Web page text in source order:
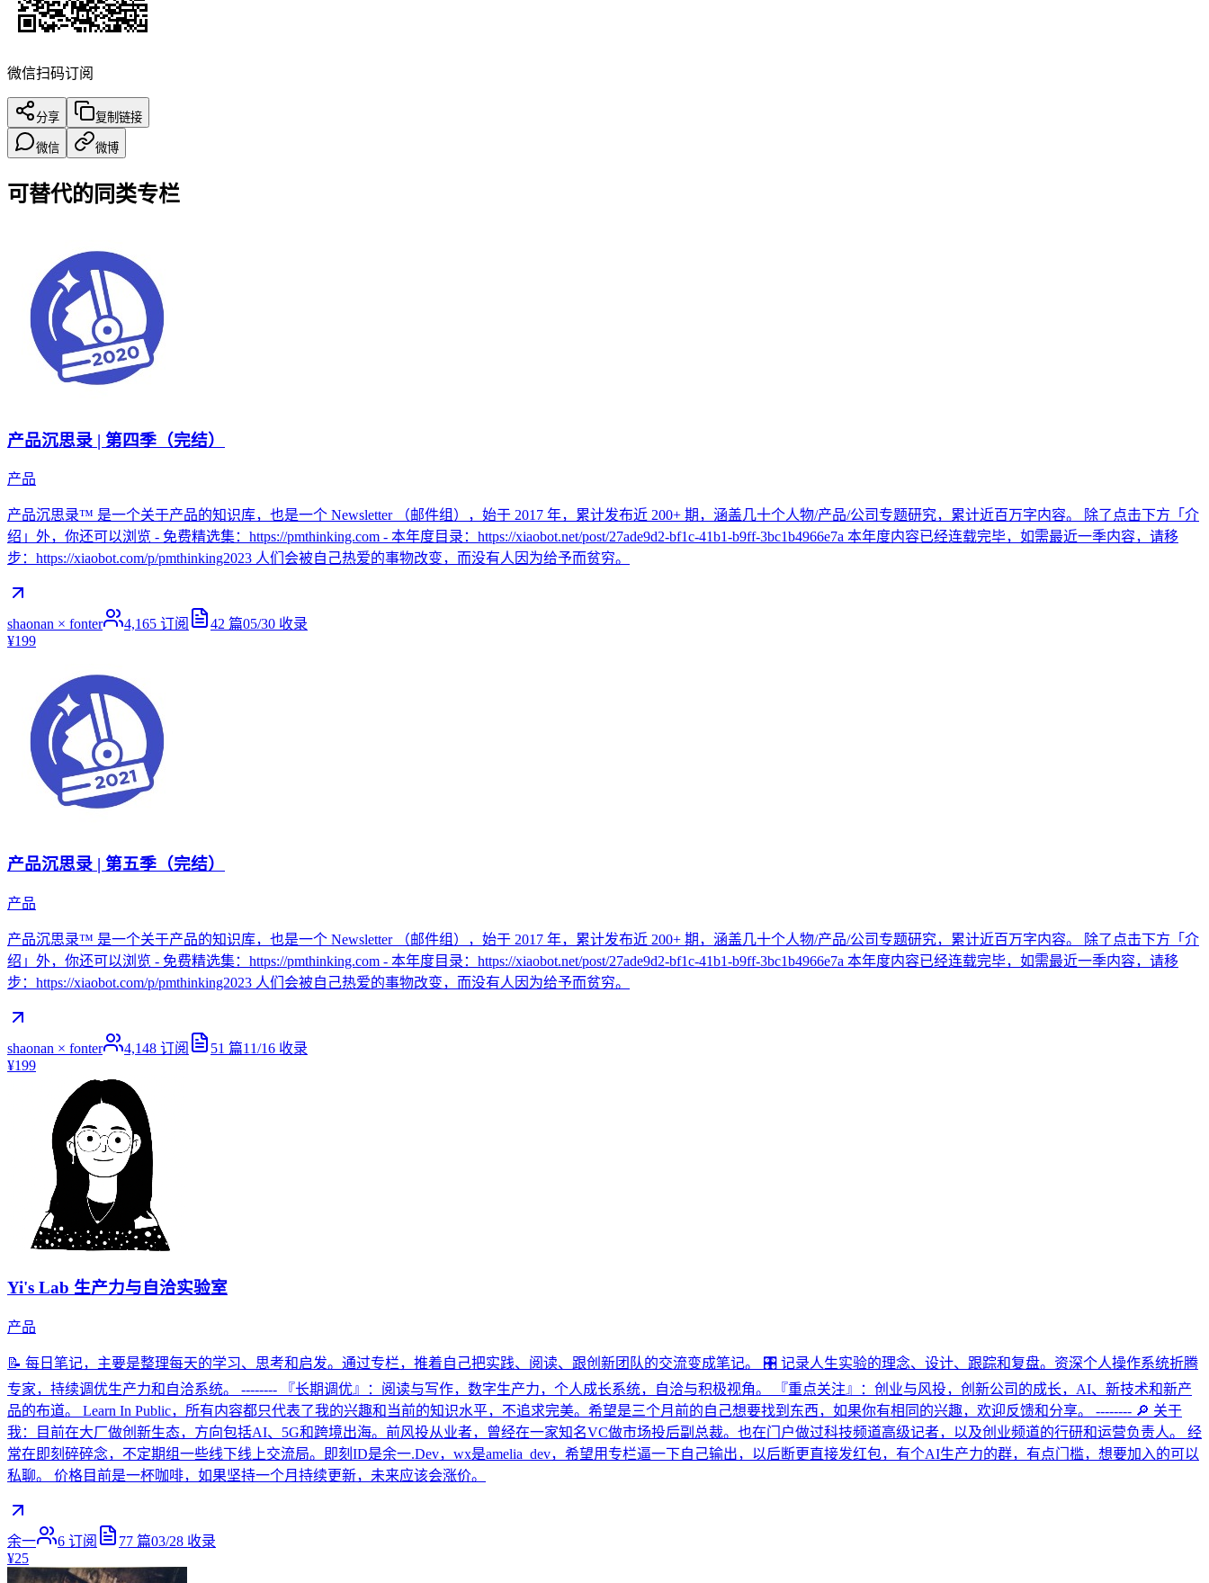
微信扫码订阅
分享 复制链接
微信 微博
可替代的同类专栏
产品沉思录 | 第四季（完结）
产品
产品沉思录™ 是一个关于产品的知识库，也是一个 Newsletter （邮件组），始于 2017 年，累计发布近 200+ 期，涵盖几十个人物/产品/公司专题研究，累计近百万字内容。 除了点击下方「介
绍」外，你还可以浏览 - 免费精选集：https://pmthinking.com - 本年度目录：https://xiaobot.net/post/27ade9d2-bf1c-41b1-b9ff-3bc1b4966e7a 本年度内容已经连载完毕，如需最近一季内容，请移
步：https://xiaobot.com/p/pmthinking2023 人们会被自己热爱的事物改变，而没有人因为给予而贫穷。
shaonan × fonter 4,165 订阅 42 篇05/30 收录
¥199
产品沉思录 | 第五季（完结）
产品
产品沉思录™ 是一个关于产品的知识库，也是一个 Newsletter （邮件组），始于 2017 年，累计发布近 200+ 期，涵盖几十个人物/产品/公司专题研究，累计近百万字内容。 除了点击下方「介
绍」外，你还可以浏览 - 免费精选集：https://pmthinking.com - 本年度目录：https://xiaobot.net/post/27ade9d2-bf1c-41b1-b9ff-3bc1b4966e7a 本年度内容已经连载完毕，如需最近一季内容，请移
步：https://xiaobot.com/p/pmthinking2023 人们会被自己热爱的事物改变，而没有人因为给予而贫穷。
shaonan × fonter 4,148 订阅 51 篇11/16 收录
¥199
Yi's Lab 生产力与自洽实验室
产品
📝 每日笔记，主要是整理每天的学习、思考和启发。通过专栏，推着自己把实践、阅读、跟创新团队的交流变成笔记。 🎛 记录人生实验的理念、设计、跟踪和复盘。资深个人操作系统折腾
专家，持续调优生产力和自洽系统。 -------- 『长期调优』：阅读与写作，数字生产力，个人成长系统，自洽与积极视角。 『重点关注』：创业与风投，创新公司的成长，AI、新技术和新产
品的布道。 Learn In Public，所有内容都只代表了我的兴趣和当前的知识水平，不追求完美。希望是三个月前的自己想要找到东西，如果你有相同的兴趣，欢迎反馈和分享。 -------- 🔎 关于
我：目前在大厂做创新生态，方向包括AI、5G和跨境出海。前风投从业者，曾经在一家知名VC做市场投后副总裁。也在门户做过科技频道高级记者，以及创业频道的行研和运营负责人。 经
常在即刻碎碎念，不定期组一些线下线上交流局。即刻ID是余一.Dev，wx是amelia_dev，希望用专栏逼一下自己输出，以后断更直接发红包，有个AI生产力的群，有点门槛，想要加入的可以
私聊。 价格目前是一杯咖啡，如果坚持一个月持续更新，未来应该会涨价。
余一 6 订阅 77 篇03/28 收录
¥25